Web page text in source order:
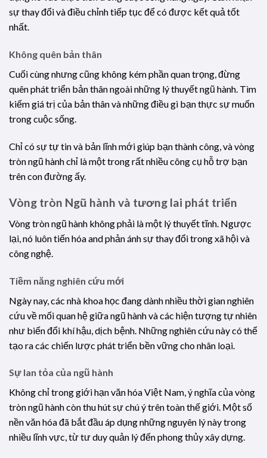
sự thay đổi và điều chỉnh tiếp tục để có được kết quả tốt
nhất.
Không quên bản thân
Cuối cùng nhưng cũng không kém phần quan trọng, đừng
quên phát triển bản thân ngoài những lý thuyết ngũ hành. Tìm
kiếm giá trị của bản thân và những điều gì bạn thực sự muốn
trong cuộc sống.
Chỉ có sự tự tin và bản lĩnh mới giúp bạn thành công, và vòng
tròn ngũ hành chỉ là một trong rất nhiều công cụ hỗ trợ bạn
trên con đường ấy.
Vòng tròn Ngũ hành và tương lai phát triển
Vòng tròn ngũ hành không phải là một lý thuyết tĩnh. Ngược
lại, nó luôn tiến hóa and phản ánh sự thay đổi trong xã hội và
công nghệ.
Tiềm năng nghiên cứu mới
Ngày nay, các nhà khoa học đang dành nhiều thời gian nghiên
cứu về mối quan hệ giữa ngũ hành và các hiện tượng tự nhiên
như biến đổi khí hậu, dịch bệnh. Những nghiên cứu này có thể
tạo ra các chiến lược phát triển bền vững cho nhân loại.
Sự lan tỏa của ngũ hành
Không chỉ trong giới hạn văn hóa Việt Nam, ý nghĩa của vòng
tròn ngũ hành còn thu hút sự chú ý trên toàn thế giới. Một số
nền văn hóa đã bắt đầu áp dụng những nguyên lý này trong
nhiều lĩnh vực, từ tư duy quản lý đến phong thủy xây dựng.